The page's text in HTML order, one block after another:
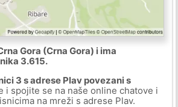
Gora (Crna Gora) i ima
3.615.
3 s adrese Plav povezani s
i spojite se na naše online chatove i
na mreži s adrese Plav.